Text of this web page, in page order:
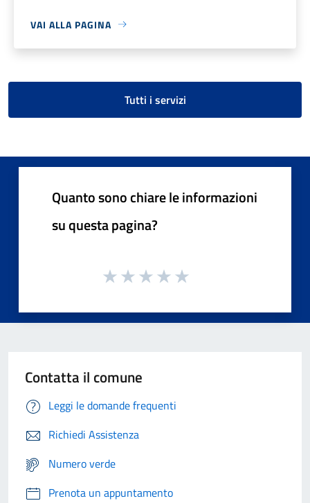
VAI ALLA PAGINA
Tutti i servizi
Quanto sono chiare le informazioni
su questa pagina?
Contatta il comune
Leggi le domande frequenti
Richiedi Assistenza
Numero verde
Prenota un appuntamento